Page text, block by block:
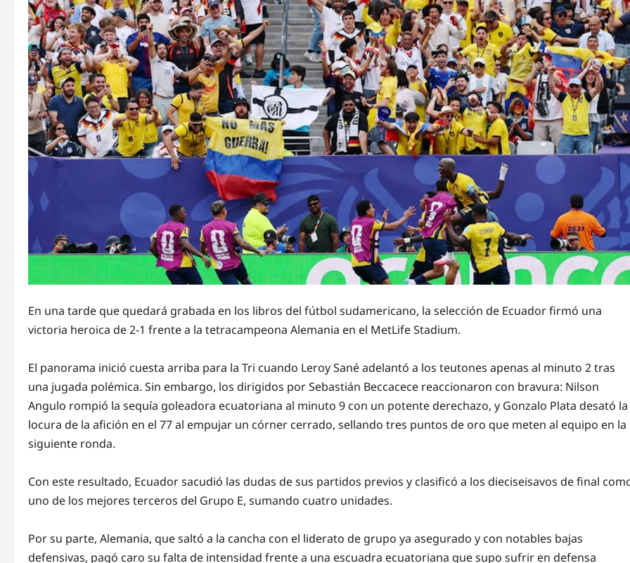
En una tarde que quedará grabada en los libros del fútbol sudamericano, la selección de Ecuador firmó una
victoria heroica de 2-1 frente a la tetracampeona Alemania en el MetLife Stadium.
El panorama inició cuesta arriba para la Tri cuando Leroy Sané adelantó a los teutones apenas al minuto 2 tras
una jugada polémica. Sin embargo, los dirigidos por Sebastián Beccacece reaccionaron con bravura: Nilson
Angulo rompió la sequía goleadora ecuatoriana al minuto 9 con un potente derechazo, y Gonzalo Plata desató la
locura de la afición en el 77 al empujar un córner cerrado, sellando tres puntos de oro que meten al equipo en la
siguiente ronda.
Con este resultado, Ecuador sacudió las dudas de sus partidos previos y clasificó a los dieciseisavos de final
uno de los mejores terceros del Grupo E, sumando cuatro unidades.
Por su parte, Alemania, que saltó a la cancha con el liderato de grupo ya asegurado y con notables bajas
defensivas, pagó caro su falta de intensidad frente a una escuadra ecuatoriana que supo sufrir en defensa